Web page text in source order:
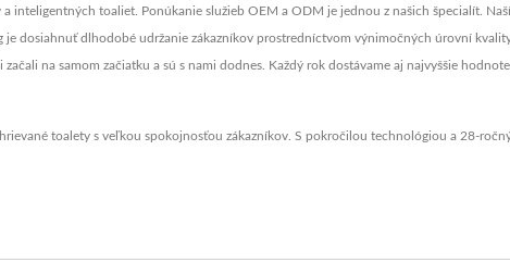
toaliet. Ponúkanie služieb OEM a ODM je jednou z našich špecialít.
dosiahnuť dlhodobé udržanie zákazníkov prostredníctvom výnimočných úrovní kvality
na samom začiatku a sú s nami dodnes. Každý rok dostávame aj najvyššie
toalety s veľkou spokojnosťou zákazníkov. S pokročilou technológiou a 28-